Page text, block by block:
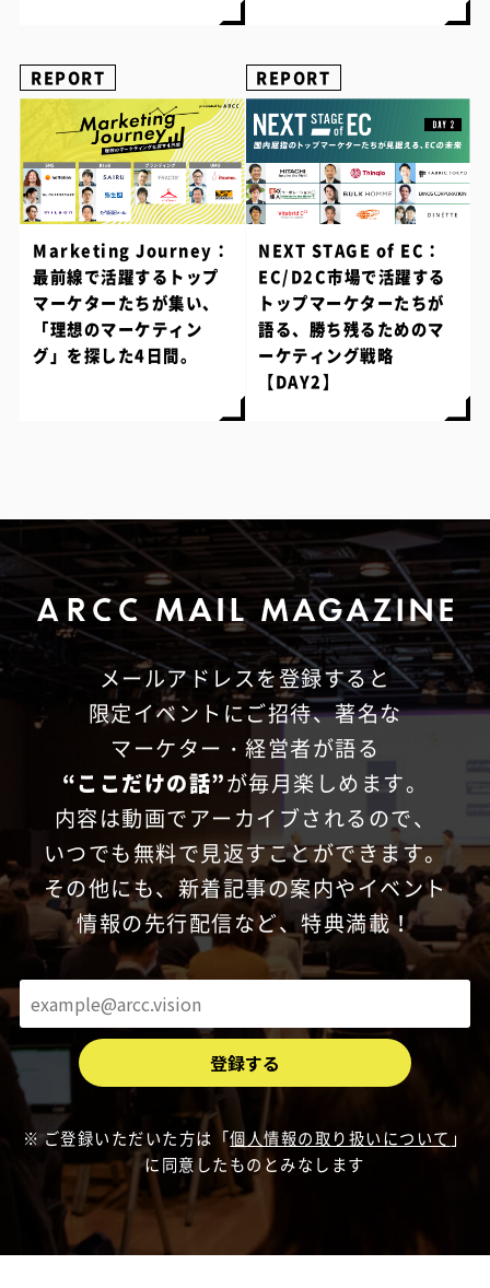
REPORT
Marketing Journey：
最前線で活躍するトップ
マーケターたちが集い、
「理想のマーケティン
グ」を探した4日間。
REPORT
NEXT STAGE of EC：
EC/D2C市場で活躍する
トップマーケターたちが
語る、勝ち残るためのマ
ーケティング戦略
【DAY2】
メールアドレスを登録すると
限定イベントにご招待、著名な
マーケター・経営者が語る
“ここだけの話”が毎月楽しめます。
内容は動画でアーカイブされるので、
いつでも無料で見返すことができます。
その他にも、新着記事の案内やイベント
情報の先行配信など、特典満載！
ご登録いただいた方は「個人情報の取り扱いについて 」
に同意したものとみなします